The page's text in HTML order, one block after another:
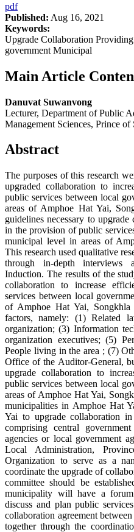
pdf
Published: Aug 16, 2021
Keywords:
Upgrade Collaboration
government Municipal
Main Article
Danuvat Suwanvong
Lecturer, Department of Public
Management Sciences, Prince
Abstract
The purposes of this research
upgraded collaboration to
public services between local
areas of Amphoe Hat Yai,
guidelines necessary to
in the provision of public
municipal level in areas of
This research used qualitative
through in-depth interviews
Induction. The results of the
collaboration to increase
services between local
of Amphoe Hat Yai, Songkhla
factors, namely: (1) Related
organization; (3) Information
organization executives; (5)
People living in the area ; (7)
Office of the Auditor-General,
upgrade collaboration to
public services between local
areas of Amphoe Hat Yai,
municipalities in Amphoe Hat
Yai to upgrade collaboration
comprising central
agencies or local government
Local Administration,
Organization to serve as a
coordinate the upgrade of
committee should be
municipality will have a
discuss and plan public
collaboration agreement
together through the